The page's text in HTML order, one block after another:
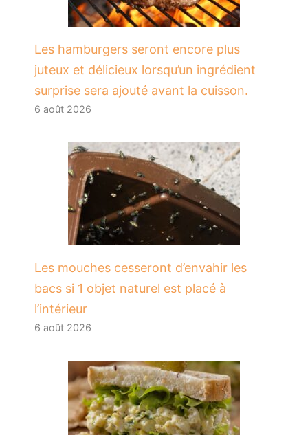
Les hamburgers seront encore plus
juteux et délicieux lorsqu’un ingrédient
surprise sera ajouté avant la cuisson.
6 août 2026
Les mouches cesseront d’envahir les
bacs si 1 objet naturel est placé à
l’intérieur
6 août 2026